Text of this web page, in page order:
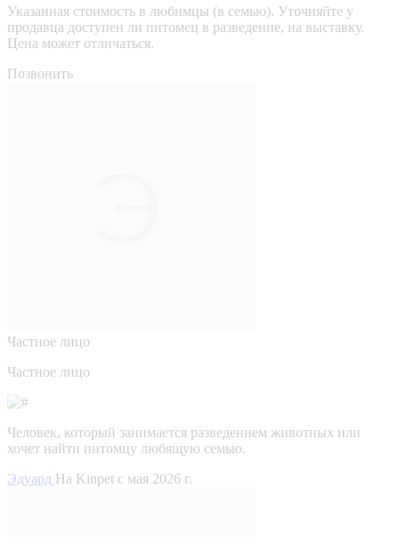
Указанная стоимость в любимцы (в семью). Уточняйте у
продавца доступен ли питомец в разведение, на выставку.
Цена может отличаться.
Позвонить
Частное лицо
Частное лицо
Человек, который занимается разведением животных или
хочет найти питомцу любящую семью.
Эдуард На Kinpet c мая 2026 г.